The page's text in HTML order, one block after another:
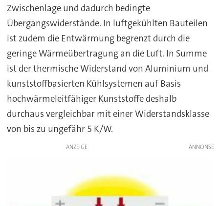
Zwischenlage und dadurch bedingte
Übergangswiderstände. In luftgekühlten Bauteilen
ist zudem die Entwärmung begrenzt durch die
geringe Wärmeübertragung an die Luft. In Summe
ist der thermische Widerstand von Aluminium und
kunststoffbasierten Kühlsystemen auf Basis
hochwärmeleitfähiger Kunststoffe deshalb
durchaus vergleichbar mit einer Widerstandsklasse
von bis zu ungefähr 5 K/W.
ANZEIGE